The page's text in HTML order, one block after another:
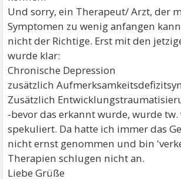
Und sorry, ein Therapeut/ Arzt, der
Symptomen zu wenig anfangen
nicht der Richtige. Erst mit den
wurde klar:
Chronische Depression
zusätzlich
Zusätzlich
-bevor das erkannt wurde, wurde
spekuliert. Da hatte ich immer das
nicht ernst genommen und bin
Therapien schlugen nicht an.
Liebe Grüße